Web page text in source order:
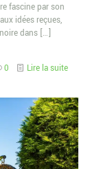
fascine par son
idées reçues,
dans […]
0 Lire la suite